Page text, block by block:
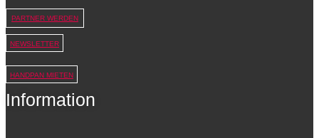
PARTNER WERDEN
NEWSLETTER
HANDPAN MIETEN
Information